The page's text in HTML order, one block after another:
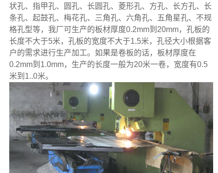
状孔、指甲孔、圆孔、长圆孔、菱形孔、方孔、长方孔、长
条孔、起鼓孔、梅花孔、三角孔、六角孔、五角星孔、不规
格孔型等，我厂可生产的板材厚度0.2mm到20mm，孔板的
长度不大于5米，孔板的宽度不大于1.5米，孔径大小根据客
户的需求进行生产加工。如果是卷板的话，板材厚度在
0.2mm到1.0mm，生产的长度一般为20米一卷，宽度有0.5
米到1..0米。